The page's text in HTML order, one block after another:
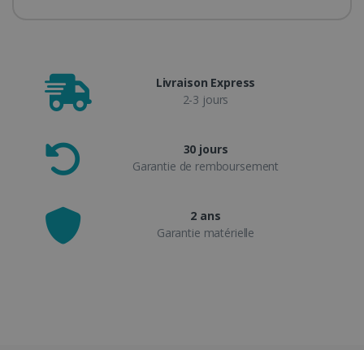
Livraison Express
2-3 jours
30 jours
Garantie de remboursement
2 ans
Garantie matérielle